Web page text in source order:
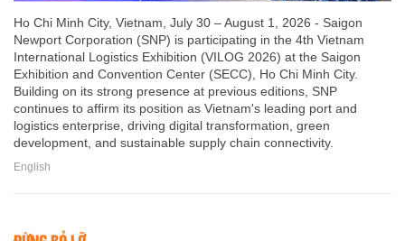
Ho Chi Minh City, Vietnam, July 30 – August 1, 2026 - Saigon
Newport Corporation (SNP) is participating in the 4th Vietnam
International Logistics Exhibition (VILOG 2026) at the Saigon
Exhibition and Convention Center (SECC), Ho Chi Minh City.
Building on its strong presence at previous editions, SNP
continues to affirm its position as Vietnam's leading port and
logistics enterprise, driving digital transformation, green
development, and sustainable supply chain connectivity.
English